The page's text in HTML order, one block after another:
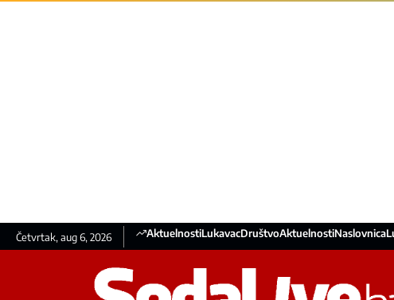
Četvrtak, aug 6, 2026 AktuelnostiLukavacDruštvoAktuelnostiNaslovnica